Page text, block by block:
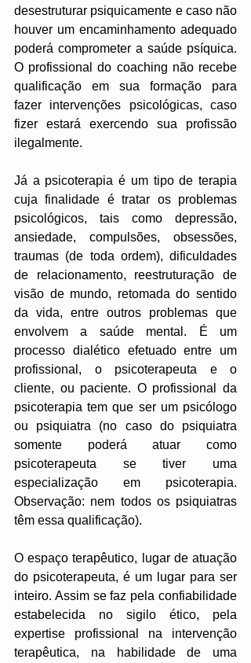
desestruturar psiquicamente e caso não
houver um encaminhamento adequado
poderá comprometer a saúde psíquica.
O profissional do coaching não recebe
qualificação em sua formação para
fazer intervenções psicológicas, caso
fizer estará exercendo sua profissão
ilegalmente.
Já a psicoterapia é um tipo de terapia
cuja finalidade é tratar os problemas
psicológicos, tais como depressão,
ansiedade, compulsões, obsessões,
traumas (de toda ordem), dificuldades
de relacionamento, reestruturação de
visão de mundo, retomada do sentido
da vida, entre outros problemas que
envolvem a saúde mental. É um
processo dialético efetuado entre um
profissional, o psicoterapeuta e o
cliente, ou paciente. O profissional da
psicoterapia tem que ser um psicólogo
ou psiquiatra (no caso do psiquiatra
somente poderá atuar como
psicoterapeuta se tiver uma
especialização em psicoterapia.
Observação: nem todos os psiquiatras
têm essa qualificação).
O espaço terapêutico, lugar de atuação
do psicoterapeuta, é um lugar para ser
inteiro. Assim se faz pela confiabilidade
estabelecida no sigilo ético, pela
expertise profissional na intervenção
terapêutica, na habilidade de uma